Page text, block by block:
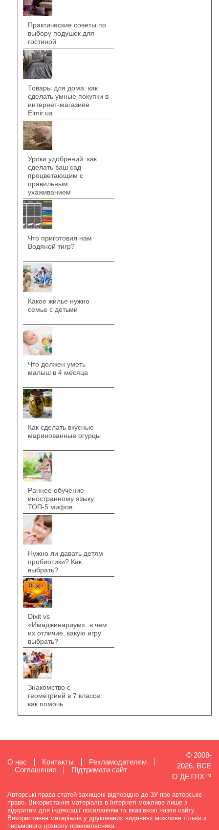
Практические советы по
выбору подушек для
гостиной
Товары для дома: как
сделать умные покупки в
интернет-магазине
Elmir.ua
Уроки удобрений: как
сделать ваш сад
процветающим с
правильным
ухаживанием
Что приготовил нам
Водяной тигр?
Какое жилье нужно
семье с детьми
Что должен уметь
малыш в 4 месяца
Как сделать вкусные
маринованные огурцы
Раннее обучение
иностранному языку:
ТОП-5 мифов
Нужно ли давать детям
пробиотики? Как
выбрать?
Dixit vs
«Имаджинариум»: в чем
их отличие, какую игру
выбрать?
Знакомство с
геометрией в 7 классе:
как помочь
О нас Контакты
Рекламодателям
Cоглашение
Підтримати сайт
© 2008-
2026, ВСЕ
О ДЕТЯХ™
Авторські права статей захищені відповідно до ЗУ про авторське
право. Використання матеріалів в Інтернеті можливе лише з
відкритим для індексації посиланням та вказівкою назви сайту.
Використання матеріалів у друкованих виданнях можливе тільки з
письмового дозволу правовласника.